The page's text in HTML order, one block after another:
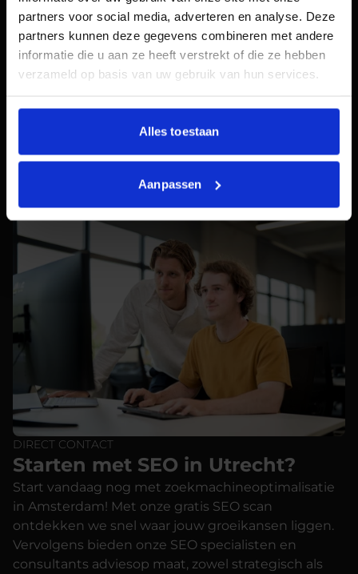
partners voor social media, adverteren en analyse. Deze
partners kunnen deze gegevens combineren met andere
informatie die u aan ze heeft verstrekt of die ze hebben
verzameld op basis van uw gebruik van hun services.
Alles toestaan
Aanpassen
HET TEAM
ONZE SEO
SPECIALISTEN IN
UTRECHT
DIRECT CONTACT
Starten met SEO in Utrecht?
Start vandaag nog met zoekmachineoptimalisatie
in Amsterdam! Met onze gratis SEO scan
ontdekken we snel waar jouw groeikansen liggen.
Vervolgens bieden onze SEO specialisten en
consultants adviesop maat, zowel strategisch als